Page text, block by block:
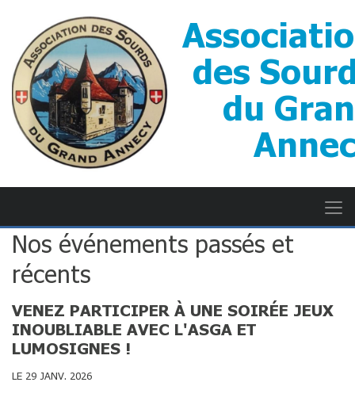
des
du
Nos événements passés et
récents
VENEZ PARTICIPER À UNE SOIRÉE JEUX
INOUBLIABLE AVEC L'ASGA ET
LUMOSIGNES !
LE 29 JANV. 2026